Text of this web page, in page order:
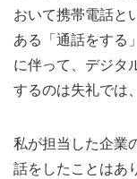
おいて携帯電話と
ある「通話をする
に伴って、デジタ
するのは失礼では
私が担当した企業
話をしたことはあ